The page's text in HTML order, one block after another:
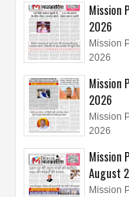
"महिला शक्ति अभियान" का आयोजन
Jul
2026
Mission
2026
Mission
2026
Mission
2026
Mission
2026
Mission
August
Mission